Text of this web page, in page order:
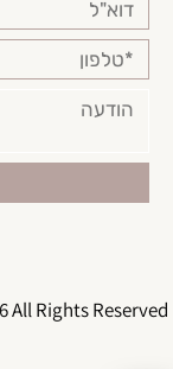
All Rights Reserved